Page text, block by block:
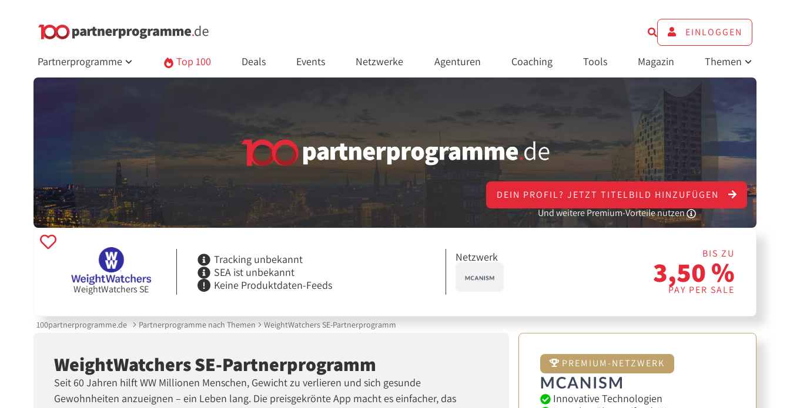
EINLOGGEN
Partnerprogramme Top 100 Deals Events Netzwerke Agenturen Coaching Tools Magazin Themen
DEIN PROFIL? JETZT TITELBILD HINZUFÜGEN
Und weitere Premium-Vorteile nutzen
WeightWatchers SE
Tracking unbekannt
SEA ist unbekannt
Keine Produktdaten-Feeds
Netzwerk BIS ZU
3,50 %
PAY PER SALE
100partnerprogramme.de Partnerprogramme nach Themen WeightWatchers SE-Partnerprogramm
WeightWatchers SE-Partnerprogramm
Seit 60 Jahren hilft WW Millionen Menschen, Gewicht zu verlieren und sich gesunde
Gewohnheiten anzueignen – ein Leben lang. Die preisgekrönte App macht es einfacher, das
PREMIUM-NETZWERK
Innovative Technologien